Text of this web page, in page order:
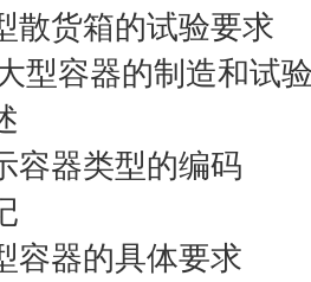
货箱的试验要求
型容器的制造和试
器类型的编码
器的具体要求